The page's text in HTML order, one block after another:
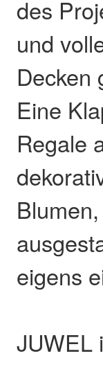
des
und
Decken
Eine
Regale
eigens
JUWEL